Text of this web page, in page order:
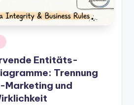
Entitäts-
Trennung
Marketing und